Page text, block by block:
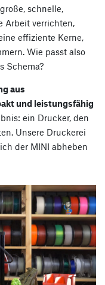
schnelle,
Arbeit verrichten,
effiziente Kerne,
Wie passt also
Schema?
aus
und leistungsfähig
ein Drucker, den
Unsere Druckerei
der MINI abheben